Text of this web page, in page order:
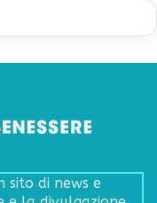
sito di news e